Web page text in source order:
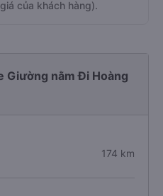
của khách hàng).
Giường nằm Đi Hoàng
174 km